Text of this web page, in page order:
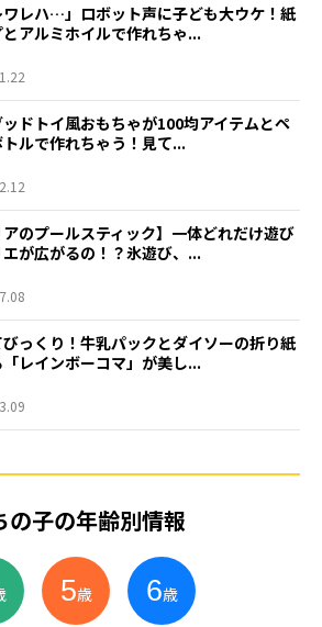
ワレハ…」ロボット声に子ども大ウケ！紙
アルミホイルで作れちゃ...
ドトイ風おもちゃが100均アイテムとペ
トルで作れちゃう！見て...
アのプールスティック】一体どれだけ遊び
が広がるの！？氷遊び、...
っくり！牛乳パックとダイソーの折り紙
レインボーコマ」が美し...
の子の年齢別情報
5歳 6歳